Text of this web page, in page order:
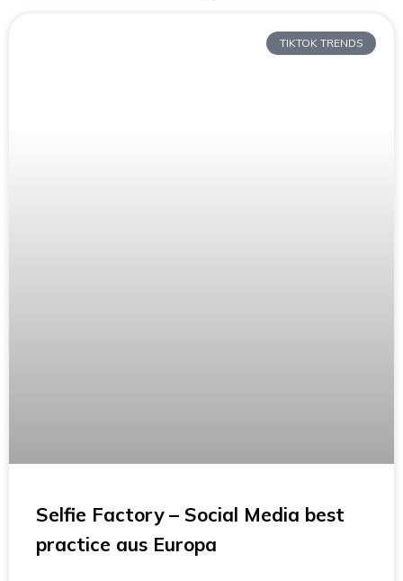
TIKTOK TRENDS
Selfie Factory – Social Media best
practice aus Europa